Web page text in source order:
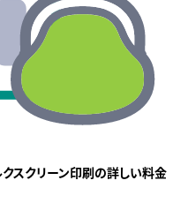
スクリーン印刷の詳しい料金